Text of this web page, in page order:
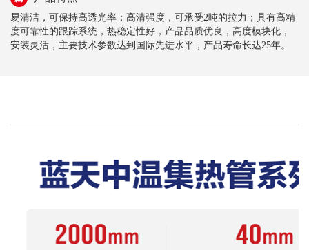
易清洁，可保持高透光率；高清强度，可承受2吨的拉力；具有高精
度可靠性的跟踪系统，热稳定性好，产品品质优良，高度模块化，
安装灵活，主要技术参数达到国际先进水平，产品寿命长达25年。